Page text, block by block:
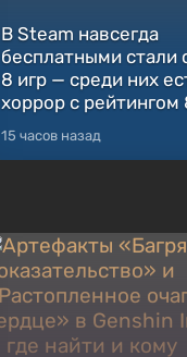
В Steam навсегда
бесплатными стали
8 игр — среди них
хоррор с рейтингом
15 часов назад